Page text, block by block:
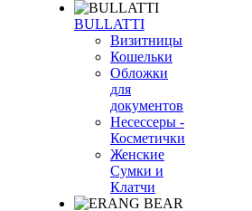
BULLATTI
Визитницы
Кошельки
Обложки
для
документов
Несессеры -
Косметички
Женские
Сумки и
Клатчи